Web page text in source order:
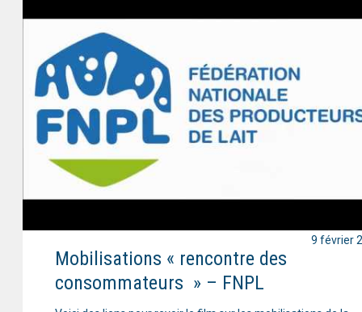
Mobilisations « rencontre des
consommateurs » – FNPL
9 février